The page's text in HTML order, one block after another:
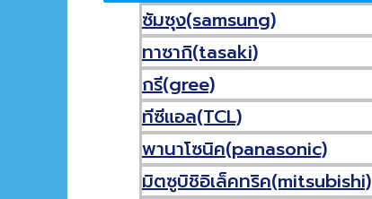
ซัมซุง(samsung)
ทาซากิ(tasaki)
กรี(gree)
ทีซีแอล(TCL)
พานาโซนิค(panasonic)
มิตซูบิชิอิเล็คทริค(mitsubishi)
9.9 SUPER SALE FASTIVAL
8.8 FLASH SALE